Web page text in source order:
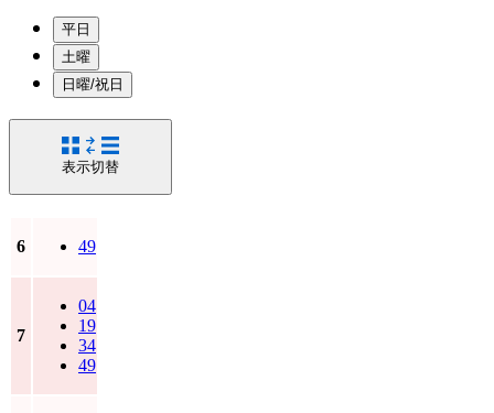
平日
土曜
日曜/祝日
表示切替
6 49
7
04
19
34
49